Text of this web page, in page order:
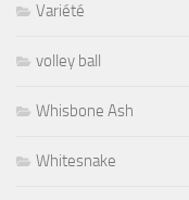
Variété
volley ball
Whisbone Ash
Whitesnake